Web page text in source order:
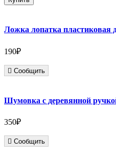
Ложка лопатка пластиковая
190₽
Сообщить
Шумовка с деревянной
350₽
Сообщить